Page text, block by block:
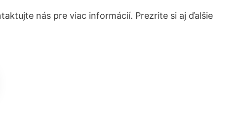
nás pre viac informácií. Prezrite si aj ďalšie